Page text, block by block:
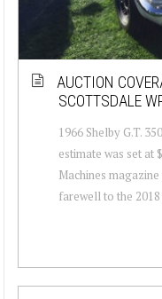
AUCTION
SCOTTSDALE
1966 Shelby G.T.
estimate was set at
Machines
farewell to the 2018